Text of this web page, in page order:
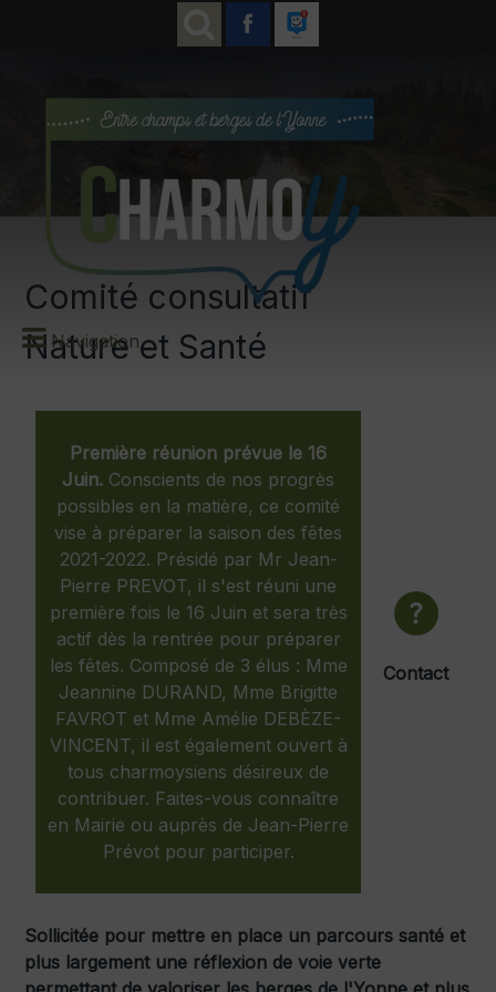
Navigation
Comité consultatif
Nature et Santé
Première réunion prévue le 16
Juin. Conscients de nos progrès
possibles en la matière, ce comité
vise à préparer la saison des fêtes
2021-2022. Présidé par Mr Jean-
Pierre PREVOT, il s'est réuni une
première fois le 16 Juin et sera très
actif dès la rentrée pour préparer
les fêtes. Composé de 3 élus : Mme
Jeannine DURAND, Mme Brigitte
FAVROT et Mme Amélie DEBÈZE-
VINCENT, il est également ouvert à
tous charmoysiens désireux de
contribuer. Faites-vous connaître
en Mairie ou auprès de Jean-Pierre
Prévot pour participer.
Contact
Sollicitée pour mettre en place un parcours santé et
plus largement une réflexion de voie verte